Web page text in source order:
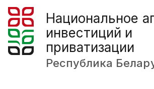
Национальное
инвестиций и
приватизации
Республика